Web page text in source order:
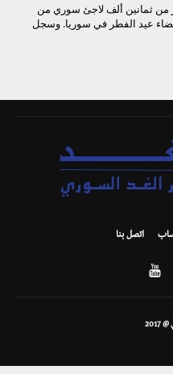
من ثمانين ألف لاجئ سوري من
عيد الفطر في سوريا. وسجل
اتصل بنا